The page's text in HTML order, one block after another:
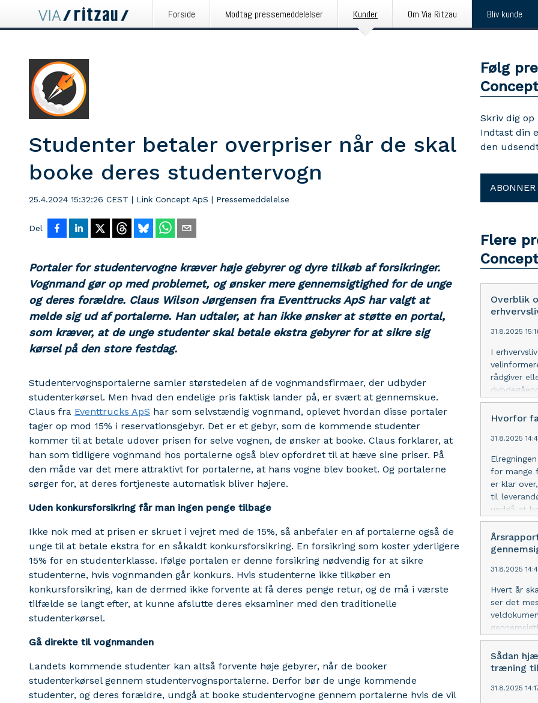
Forside Modtag pressemeddelelser Kunder Om Via Ritzau Bliv kunde
Studenter betaler overpriser når de skal
booke deres studentervogn
25.4.2024 15:32:26 CEST | Link Concept ApS | Pressemeddelelse
Del
Portaler for studentervogne kræver høje gebyrer og dyre tilkøb af forsikringer.
Vognmand gør op med problemet, og ønsker mere gennemsigtighed for de unge
og deres forældre. Claus Wilson Jørgensen fra Eventtrucks ApS har valgt at
melde sig ud af portalerne. Han udtaler, at han ikke ønsker at støtte en portal,
som kræver, at de unge studenter skal betale ekstra gebyrer for at sikre sig
kørsel på den store festdag.
Studentervognsportalerne samler størstedelen af de vognmandsfirmaer, der udbyder
studenterkørsel. Men hvad den endelige pris faktisk lander på, er svært at gennemskue.
Claus fra Eventtrucks ApS har som selvstændig vognmand, oplevet hvordan disse portaler
tager op mod 15% i reservationsgebyr. Det er et gebyr, som de kommende studenter
kommer til at betale udover prisen for selve vognen, de ønsker at booke. Claus forklarer, at
han som tidligere vognmand hos portalerne også blev opfordret til at hæve sine priser. På
den måde var det mere attraktivt for portalerne, at hans vogne blev booket. Og portalerne
sørger for, at deres fortjeneste automatisk bliver højere.
Uden konkursforsikring får man ingen penge tilbage
Ikke nok med at prisen er skruet i vejret med de 15%, så anbefaler en af portalerne også de
unge til at betale ekstra for en såkaldt konkursforsikring. En forsikring som koster yderligere
15% for en studenterklasse. Ifølge portalen er denne forsikring nødvendig for at sikre
studenterne, hvis vognmanden går konkurs. Hvis studenterne ikke tilkøber en
konkursforsikring, kan de dermed ikke forvente at få deres penge retur, og de må i værste
tilfælde se langt efter, at kunne afslutte deres eksaminer med den traditionelle
studenterkørsel.
Gå direkte til vognmanden
Landets kommende studenter kan altså forvente høje gebyrer, når de booker
studenterkørsel gennem studentervognsportalerne. Derfor bør de unge kommende
studenter, og deres forældre, undgå at booke studentervogne gennem portalerne hvis de vil
Følg
Skriv dig
Indtast din
den
ABONNER
Flere
Overblik
31.8.2025
I
rådgiver
markedet.
på er ved
sig positivt
indsigt Et
analysere
gør det
fordel for
Hvorfor
31.8.2025
for mange
er klar
til
undgå at
bedre
samme
valget
identisk
efter,
at
31.8.2025
Hvert år
ser det
kun, om
Sådan
træning
31.8.2025